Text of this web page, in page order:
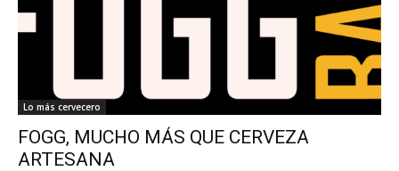
Lo más cervecero
FOGG, MUCHO MÁS QUE CERVEZA
ARTESANA